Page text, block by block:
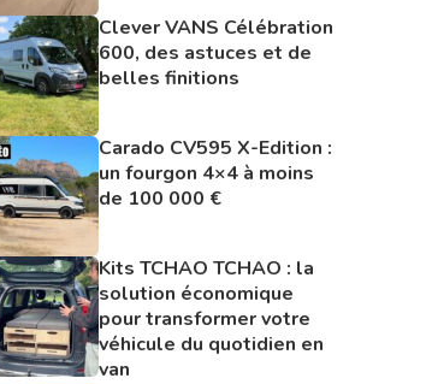
Clever VANS Célébration
600, des astuces et de
belles finitions
Carado CV595 X-Edition :
un fourgon 4×4 à moins
de 100 000 €
Kits TCHAO TCHAO : la
solution économique
pour transformer votre
véhicule du quotidien en
van